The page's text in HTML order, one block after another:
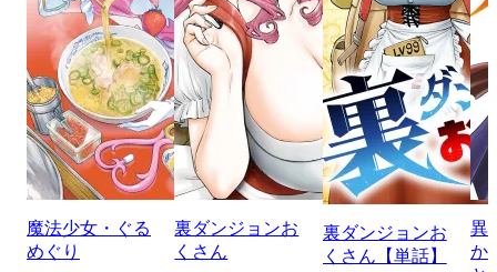
魔法少女・ぐる
めぐり
裏ダンジョンお
くさん
裏ダンジョンお
くさん【単話】
異
か